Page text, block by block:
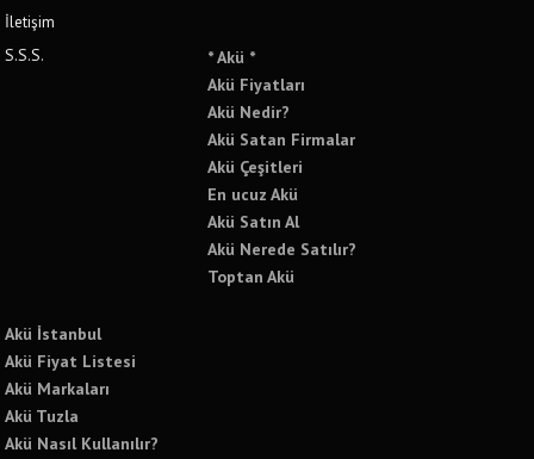
İletişim
S.S.S.
* Akü *
Akü Fiyatları
Akü Nedir?
Akü Satan Firmalar
Akü Çeşitleri
En ucuz Akü
Akü Satın Al
Akü Nerede Satılır?
Toptan Akü
Akü İstanbul
Akü Fiyat Listesi
Akü Markaları
Akü Tuzla
Akü Nasıl Kullanılır?